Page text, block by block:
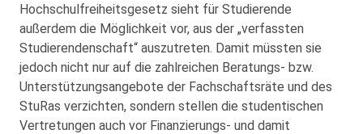
Hochschulfreiheitsgesetz sieht für Studierende
außerdem die Möglichkeit vor, aus der „verfassten
Studierendenschaft“ auszutreten. Damit müssten sie
jedoch nicht nur auf die zahlreichen Beratungs- bzw.
Unterstützungsangebote der Fachschaftsräte und des
StuRas verzichten, sondern stellen die studentischen
Vertretungen auch vor Finanzierungs- und damit